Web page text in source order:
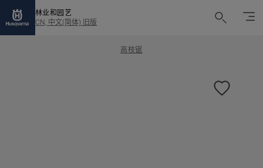
林业和园艺
CN, 中文(简体) 旧版
高枝锯